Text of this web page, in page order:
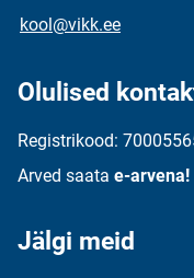
kool@vikk.ee
Olulised
Registrikood:
Arved saata e-arvena!
Jälgi meid